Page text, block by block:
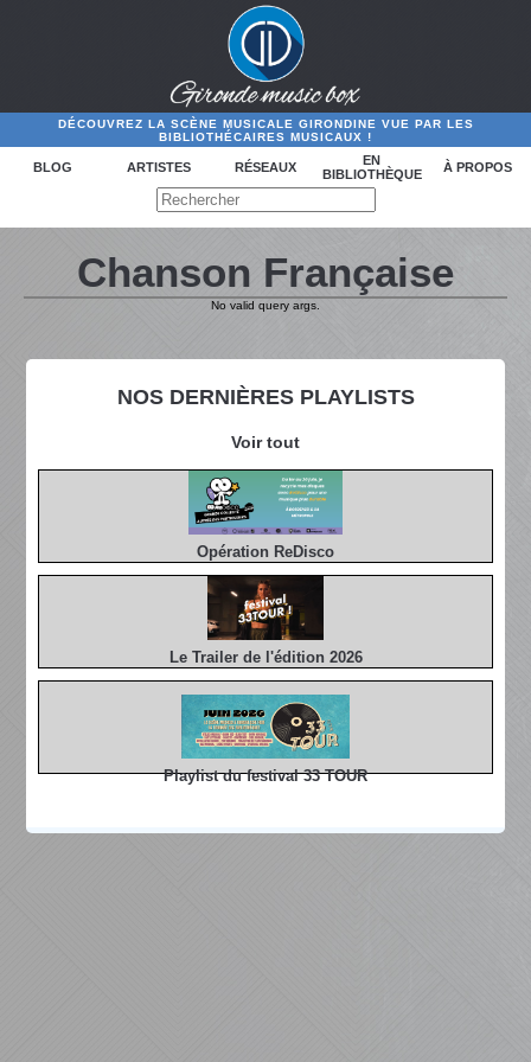
DÉCOUVREZ LA SCÈNE MUSICALE GIRONDINE VUE PAR LES
BIBLIOTHÉCAIRES MUSICAUX !
BLOG ARTISTES RÉSEAUX
EN
BIBLIOTHÈQUE
À PROPOS
NOS DERNIÈRES PLAYLISTS
Voir tout
Opération ReDisco
Le Trailer de l'édition 2026
Playlist du festival 33 TOUR
Chanson Française
No valid query args.